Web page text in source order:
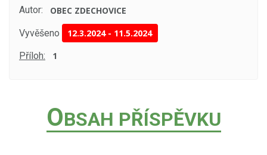
Autor:
OBEC ZDECHOVICE
Vyvěšeno 12.3.2024- 11.5.2024
Příloh: 1
OBSAH PŘÍSPĚVKU